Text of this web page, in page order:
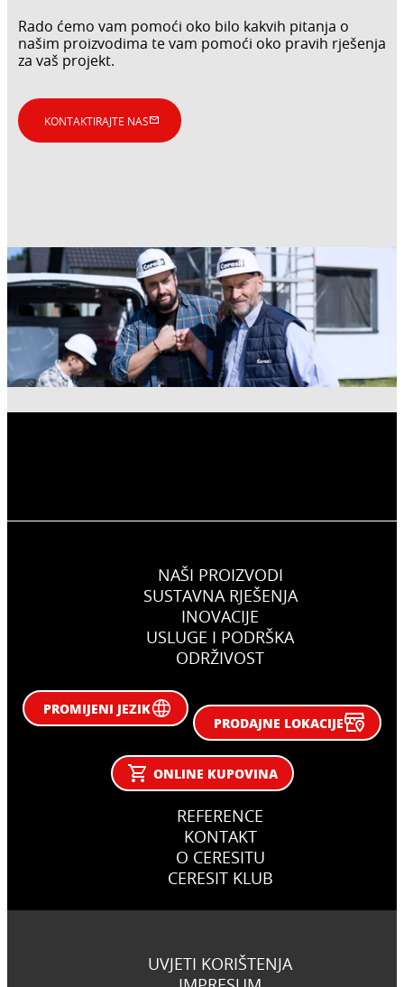
Rado ćemo vam pomoći oko bilo kakvih pitanja o
našim proizvodima te vam pomoći oko pravih rješenja
za vaš projekt.
KONTAKTIRAJTE NAS
NAŠI PROIZVODI
SUSTAVNA RJEŠENJA
INOVACIJE
USLUGE I PODRŠKA
ODRŽIVOST
PROMIJENI JEZIK
PRODAJNE LOKACIJE
ONLINE KUPOVINA
REFERENCE
KONTAKT
O CERESITU
CERESIT KLUB
UVJETI KORIŠTENJA